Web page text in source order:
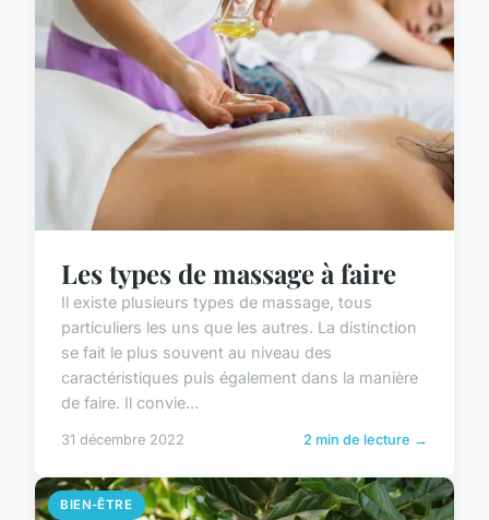
Les types de massage à faire
Il existe plusieurs types de massage, tous
particuliers les uns que les autres. La distinction
se fait le plus souvent au niveau des
caractéristiques puis également dans la manière
de faire. Il convie...
31 décembre 2022 2 min de lecture →
BIEN-ÊTRE